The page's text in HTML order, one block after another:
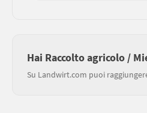
Hai Raccolto agricolo /
Su Landwirt.com puoi